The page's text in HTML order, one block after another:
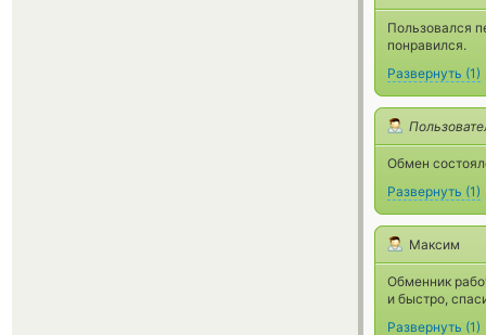
Пользовался
понравился.
Развернуть (1)
Обмен
Развернуть (1)
Максим
Обменник
и быстро,
Развернуть (1)